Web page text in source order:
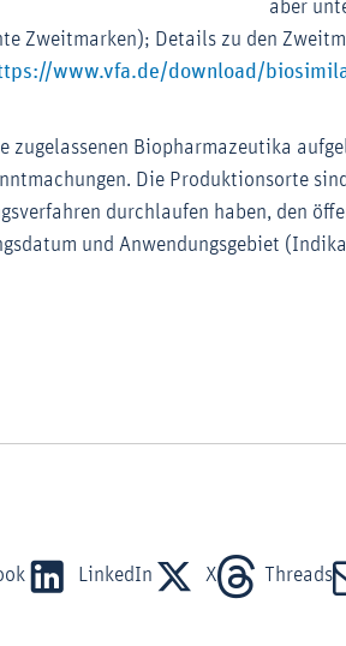
aber
Zweitmarken); Details zu den
www.vfa.de/download/
zugelassenen Biopharmazeutika
Die Produktionsorte
durchlaufen haben, den
und Anwendungsgebiet
LinkedIn X Threads